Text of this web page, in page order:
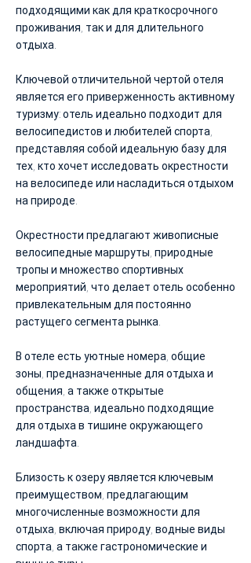
подходящими как для краткосрочного
проживания, так и для длительного
отдыха.
Ключевой отличительной чертой отеля
является его приверженность активному
туризму: отель идеально подходит для
велосипедистов и любителей спорта,
представляя собой идеальную базу для
тех, кто хочет исследовать окрестности
на велосипеде или насладиться отдыхом
на природе.
Окрестности предлагают живописные
велосипедные маршруты, природные
тропы и множество спортивных
мероприятий, что делает отель особенно
привлекательным для постоянно
растущего сегмента рынка.
В отеле есть уютные номера, общие
зоны, предназначенные для отдыха и
общения, а также открытые
пространства, идеально подходящие
для отдыха в тишине окружающего
ландшафта.
Близость к озеру является ключевым
преимуществом, предлагающим
многочисленные возможности для
отдыха, включая природу, водные виды
спорта, а также гастрономические и